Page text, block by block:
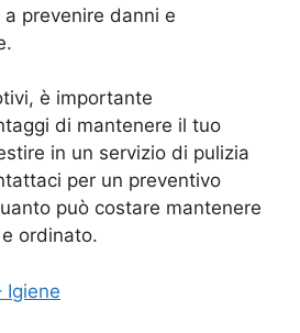
prevenire danni e
è importante
di mantenere il tuo
in un servizio di pulizia
per un preventivo
può costare mantenere
ordinato.
Igiene